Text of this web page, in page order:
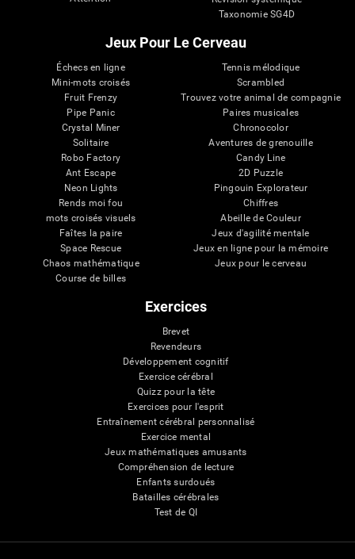
Taxonomie SG4D
Jeux Pour Le Cerveau
Échecs en ligne
Mini-mots croisés
Fruit Frenzy
Pipe Panic
Crystal Miner
Solitaire
Robo Factory
Ant Escape
Neon Lights
Rends moi fou
mots croisés visuels
Faîtes la paire
Space Rescue
Chaos mathématique
Course de billes
Tennis mélodique
Scrambled
Trouvez votre animal de compagnie
Paires musicales
Chronocolor
Aventures de grenouille
Candy Line
2D Puzzle
Pingouin Explorateur
Chiffres
Abeille de Couleur
Jeux d'agilité mentale
Jeux en ligne pour la mémoire
Jeux pour le cerveau
Exercices
Brevet
Revendeurs
Développement cognitif
Exercice cérébral
Quizz pour la tête
Exercices pour l'esprit
Entraînement cérébral personnalisé
Exercice mental
Jeux mathématiques amusants
Compréhension de lecture
Enfants surdoués
Batailles cérébrales
Test de QI